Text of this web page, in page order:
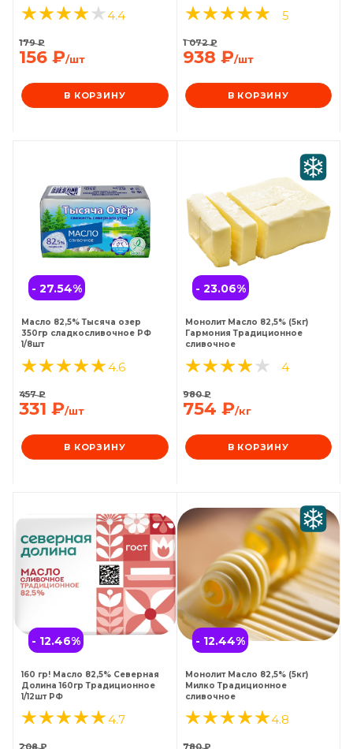
4.4
156 ₽/шт
179₽
В КОРЗИНУ
5
938 ₽/шт
1 072₽
В КОРЗИНУ
- 27.54%
Масло 82,5% Тысяча озер
350гр сладкосливочное РФ
1/8шт
4.6
331 ₽/шт
457₽
В КОРЗИНУ
- 23.06%
Монолит Масло 82,5% (5кг)
Гармония Традиционное
сливочное
4
754 ₽/кг
980₽
В КОРЗИНУ
- 12.46%
160 гр! Масло 82,5% Северная
Долина 160гр Традиционное
1/12шт РФ
4.7
208₽
- 12.44%
Монолит Масло 82,5% (5кг)
Милко Традиционное
сливочное
4.8
780₽